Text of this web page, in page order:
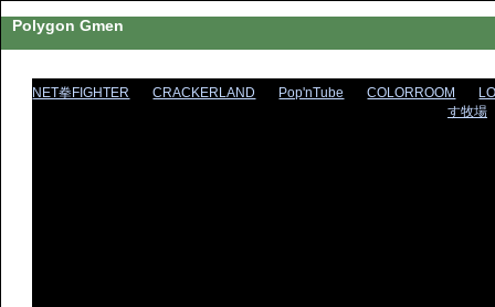
Polygon Gmen
NET拳FIGHTER CRACKERLAND Pop'nTube COLORROOM
す牧場